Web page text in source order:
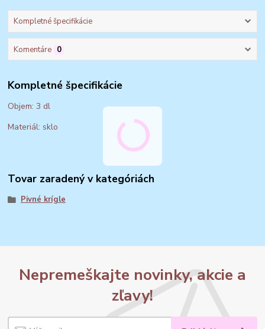
Kompletné špecifikácie
Komentáre 0
Kompletné špecifikácie
Objem: 3 dl
Materiál: sklo
Tovar zaradený v kategóriách
Pivné krígle
Nepremeškajte novinky, akcie a
zľavy!